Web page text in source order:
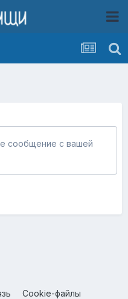
сообщение с вашей
Cookie-файлы